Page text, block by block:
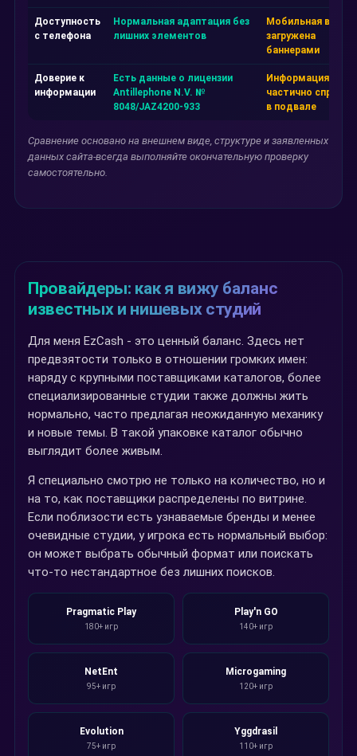
Доступность
с телефона
Нормальная адаптация без
лишних элементов
Мобильная версия
загружена
баннерами
Доверие к
информации
Есть данные о лицензии
Antillephone N.V. №
8048/JAZ4200-933
Информация
частично
в подвале
Сравнение основано на внешнем виде, структуре и заявленных
данных сайта-всегда выполняйте окончательную проверку
самостоятельно.
Провайдеры: как я вижу баланс
известных и нишевых студий
Для меня EzCash - это ценный баланс. Здесь нет
предвзятости только в отношении громких имен:
наряду с крупными поставщиками каталогов, более
специализированные студии также должны жить
нормально, часто предлагая неожиданную механику
и новые темы. В такой упаковке каталог обычно
выглядит более живым.
Я специально смотрю не только на количество, но и
на то, как поставщики распределены по витрине.
Если поблизости есть узнаваемые бренды и менее
очевидные студии, у игрока есть нормальный выбор:
он может выбрать обычный формат или поискать
что-то нестандартное без лишних поисков.
Pragmatic Play
180+ игр
Play'n GO
140+ игр
NetEnt
95+ игр
Microgaming
120+ игр
Evolution
75+ игр
Yggdrasil
110+ игр